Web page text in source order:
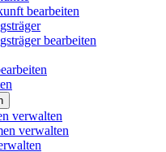
bearbeiten
bearbeiten
verwalten
verwalten